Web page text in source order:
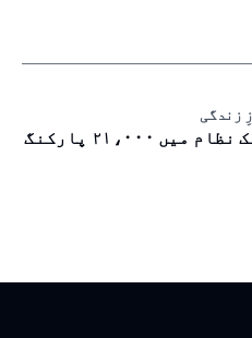
زندگی
دبئی میں سالک نظام میں ۲۱،۰۰۰ پارکنگ